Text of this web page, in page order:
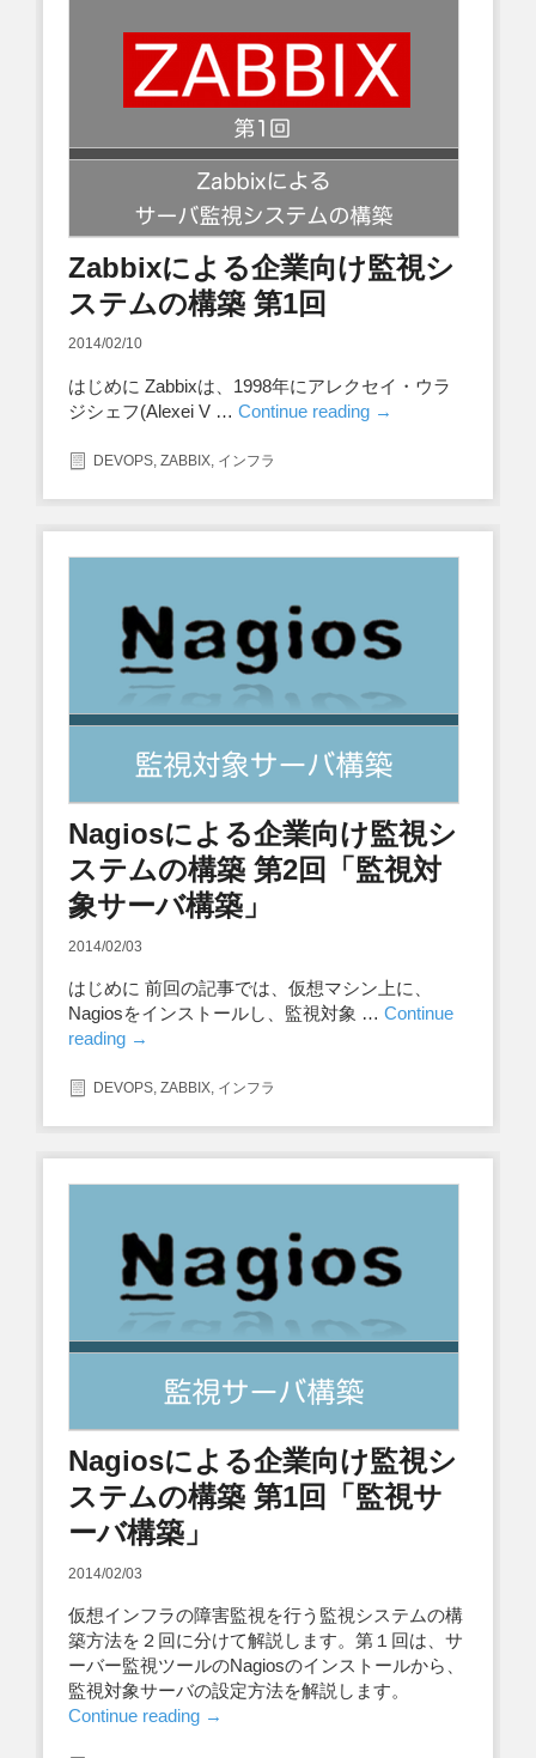
Zabbixによる企業向け監視シ
ステムの構築 第1回
2014/02/10
はじめに Zabbixは、1998年にアレクセイ・ウラ
ジシェフ(Alexei V … Continue reading →
DEVOPS, ZABBIX, インフラ
Nagiosによる企業向け監視シ
ステムの構築 第2回「監視対
象サーバ構築」
2014/02/03
はじめに 前回の記事では、仮想マシン上に、
Nagiosをインストールし、監視対象 … Continue
reading →
DEVOPS, ZABBIX, インフラ
Nagiosによる企業向け監視シ
ステムの構築 第1回「監視サ
ーバ構築」
2014/02/03
仮想インフラの障害監視を行う監視システムの構
築方法を２回に分けて解説します。第１回は、サ
ーバー監視ツールのNagiosのインストールから、
監視対象サーバの設定方法を解説します。
Continue reading →